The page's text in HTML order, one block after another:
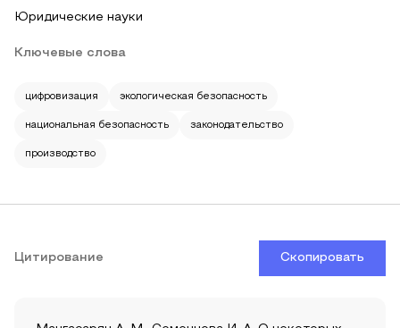
Юридические науки
Ключевые слова
цифровизация экологическая безопасность
национальная безопасность законодательство
производство
Цитирование Скопировать